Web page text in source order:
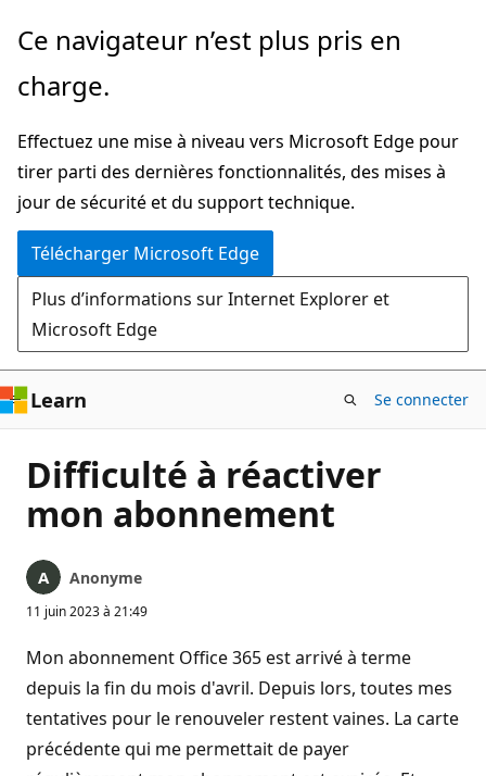
Passer
directement
au
principal
Ce navigateur n’est plus pris en
charge.
Effectuez une mise à niveau vers Microsoft Edge pour
tirer parti des dernières fonctionnalités, des mises à
jour de sécurité et du support technique.
Télécharger Microsoft Edge
Plus d’informations sur Internet Explorer et
Microsoft Edge
Learn Se connecter
Difficulté à réactiver
mon abonnement
Anonyme
11 juin 2023 à 21:49
Mon abonnement Office 365 est arrivé à terme
depuis la fin du mois d'avril. Depuis lors, toutes mes
tentatives pour le renouveler restent vaines. La carte
précédente qui me permettait de payer